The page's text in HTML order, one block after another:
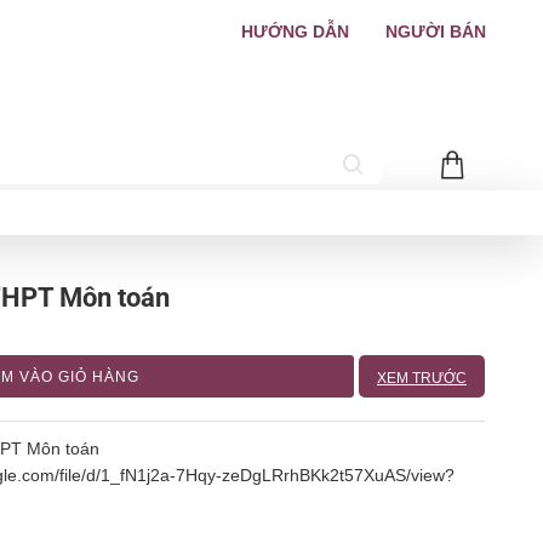
HƯỚNG DẪN NGƯỜI BÁN
Môn toán
VÀO GIỎ HÀNG XEM TRƯỚC
Môn toán
file/d/1_fN1j2a-7Hqy-zeDgLRrhBKk2t57XuAS/view?